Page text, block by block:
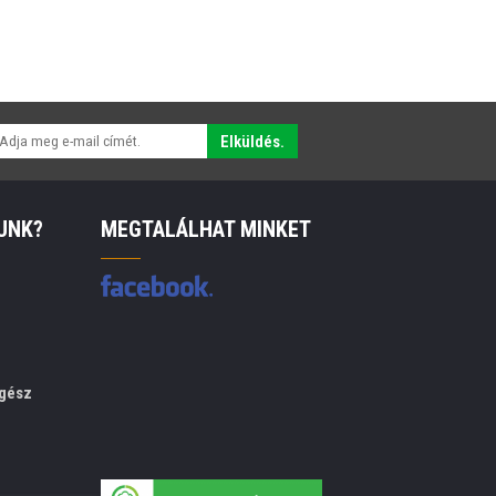
Elküldés.
MEGTALÁLHAT MINKET